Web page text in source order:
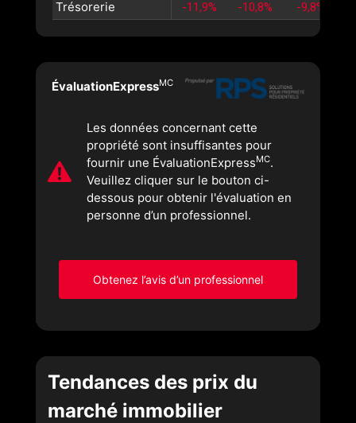
Trésorerie -11,9% -10,8% -9,8%
ÉvaluationExpressMC
Les données concernant cette
propriété sont insuffisantes pour
fournir une ÉvaluationExpressMC.
Veuillez cliquer sur le bouton ci-
dessous pour obtenir l'évaluation en
personne d’un professionnel.
Obtenez l’avis d’un professionnel
Tendances des prix du
marché immobilier